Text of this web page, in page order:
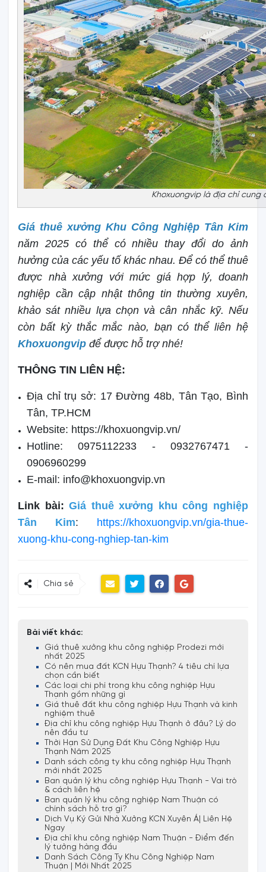
Khoxuongvip là địa chỉ cung
Giá thuê xưởng Khu Công Nghiệp Tân Kim
năm 2025 có thể có nhiều thay đổi do ảnh
hưởng của các yếu tố khác nhau. Để có thể thuê
được nhà xưởng với mức giá hợp lý, doanh
nghiệp cần cập nhật thông tin thường xuyên,
khảo sát nhiều lựa chọn và cân nhắc kỹ. Nếu
còn bất kỳ thắc mắc nào, bạn có thể liên hệ
Khoxuongvip để được hỗ trợ nhé!
THÔNG TIN LIÊN HỆ:
Địa chỉ trụ sở: 17 Đường 48b, Tân Tạo, Bình
Tân, TP.HCM
Website: https://khoxuongvip.vn/
Hotline: 0975112233 - 0932767471 -
0906960299
E-mail: info@khoxuongvip.vn
Link bài:Giá thuê xưởng khu công nghiệp
Tân Kim: https://khoxuongvip.vn/gia-thue-
xuong-khu-cong-nghiep-tan-kim
Chia sẻ
Bài viết khác:
Giá thuê xưởng khu công nghiệp Prodezi mới
nhất 2025
Có nên mua đất KCN Hựu Thạnh? 4 tiêu chí lựa
chọn cần biết
Các loại chi phí trong khu công nghiệp Hựu
Thạnh gồm những gì
Giá thuê đất khu công nghiệp Hựu Thạnh và kinh
nghiệm thuê
Địa chỉ khu công nghiệp Hựu Thạnh ở đâu? Lý do
nên đầu tư
Thời Hạn Sử Dụng Đất Khu Công Nghiệp Hựu
Thạnh Năm 2025
Danh sách công ty khu công nghiệp Hựu Thạnh
mới nhất 2025
Ban quản lý khu công nghiệp Hựu Thạnh - Vai trò
& cách liên hệ
Ban quản lý khu công nghiệp Nam Thuận có
chính sách hỗ trợ gì?
Dịch Vụ Ký Gửi Nhà Xưởng KCN Xuyên Á| Liên Hệ
Ngay
Địa chỉ khu công nghiệp Nam Thuận - Điểm đến
lý tưởng hàng đầu
Danh Sách Công Ty Khu Công Nghiệp Nam
Thuận | Mới Nhất 2025